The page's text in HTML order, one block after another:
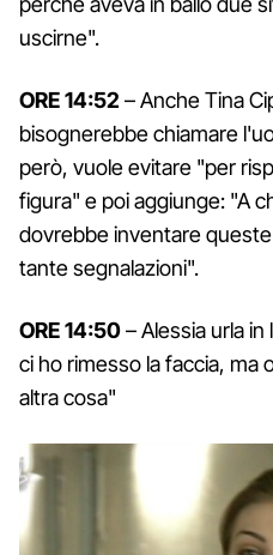
uscirne".
ORE 14:52– Anche Tina
bisognerebbe chiamare
però, vuole evitare "per
figura" e poi aggiunge: "A
dovrebbe inventare
tante segnalazioni".
ORE 14:50– Alessia urla
ci ho rimesso la faccia, ma
altra cosa"